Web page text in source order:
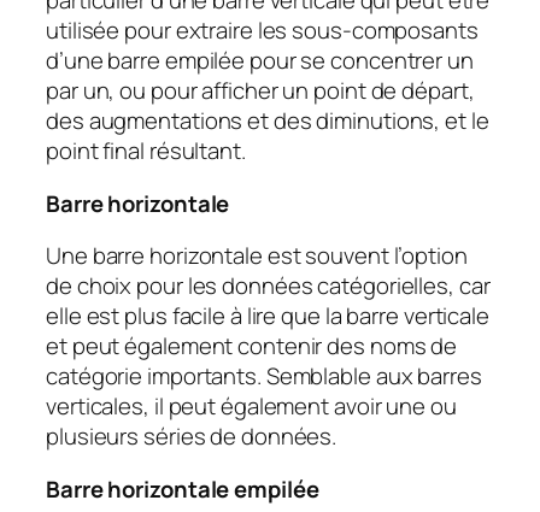
utilisée pour extraire les sous-composants
d’une barre empilée pour se concentrer un
par un, ou pour afficher un point de départ,
des augmentations et des diminutions, et le
point final résultant.
Barre horizontale
Une barre horizontale est souvent l’option
de choix pour les données catégorielles, car
elle est plus facile à lire que la barre verticale
et peut également contenir des noms de
catégorie importants. Semblable aux barres
verticales, il peut également avoir une ou
plusieurs séries de données.
Barre horizontale empilée